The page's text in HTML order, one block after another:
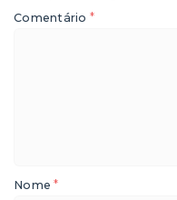
Comentário *
Nome*